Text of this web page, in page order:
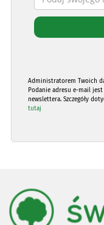
Administratorem Twoich
Podanie adresu e-mail
newslettera. Szczegóły
tutaj